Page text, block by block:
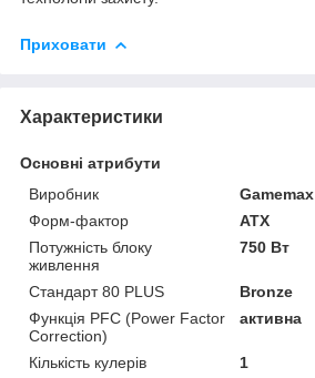
Приховати
Характеристики
Основні атрибути
Виробник
Gamemax
Форм-фактор
ATX
Потужність блоку
живлення
750 Вт
Стандарт 80 PLUS
Bronze
Функція PFC (Power Factor
Correction)
активна
Кількість кулерів
1